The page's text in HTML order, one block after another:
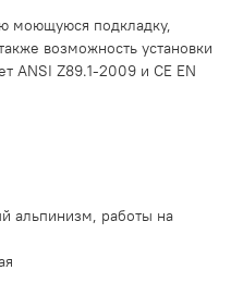
моющуюся подкладку,
возможность установки
ANSI Z89.1-2009 и CE EN
альпинизм, работы на